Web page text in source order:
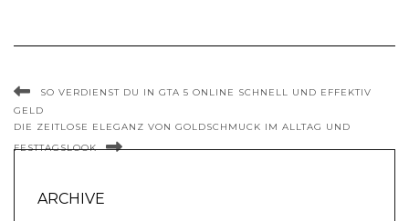
SO VERDIENST DU IN GTA 5 ONLINE SCHNELL UND EFFEKTIV
GELD
DIE ZEITLOSE ELEGANZ VON GOLDSCHMUCK IM ALLTAG UND
FESTTAGSLOOK
ARCHIVE